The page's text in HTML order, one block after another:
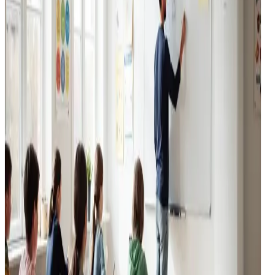
Erhvervsventilation
Kontorer, klinikker, butikker og restauranter i Vandel.
Godt indeklima for alle.